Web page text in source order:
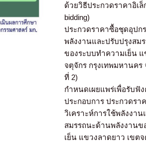
ด้วยวิธีประกวดราคาอิเ
bidding)
ประกวดราคาซื้อชุดอุปก
พลังงานและปรับปรุงสม
ของระบบทำความเย็น
จตุจักร กรุงเทพมหานคร
ที่ 2)
กำหนดเผยแพร่เพื่อรับฟั
ประกอบการ ประกวดร
วิเคราะห์การใช้พลังงาน
สมรรถนะด้านพลังงานข
เย็น แขวงลาดยาว เขต